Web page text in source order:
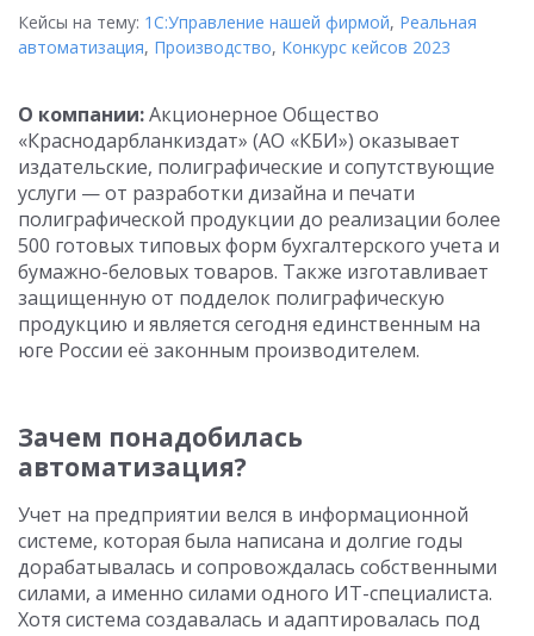
Кейсы на тему: 1С:Управление нашей фирмой, Реальная
автоматизация, Производство, Конкурс кейсов 2023
О компании:Акционерное Общество
«Краснодарбланкиздат» (АО «КБИ») оказывает
издательские, полиграфические и сопутствующие
услуги — от разработки дизайна и печати
полиграфической продукции до реализации более
500 готовых типовых форм бухгалтерского учета и
бумажно-беловых товаров. Также изготавливает
защищенную от подделок полиграфическую
продукцию и является сегодня единственным на
юге России её законным производителем.
Зачем понадобилась
автоматизация?
Учет на предприятии велся в информационной
системе, которая была написана и долгие годы
дорабатывалась и сопровождалась собственными
силами, а именно силами одного ИТ-специалиста.
Хотя система создавалась и адаптировалась под